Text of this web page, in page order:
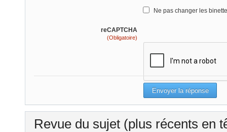
Ne pas changer les
reCAPTCHA
(Obligatoire)
Revue du sujet (plus récents en